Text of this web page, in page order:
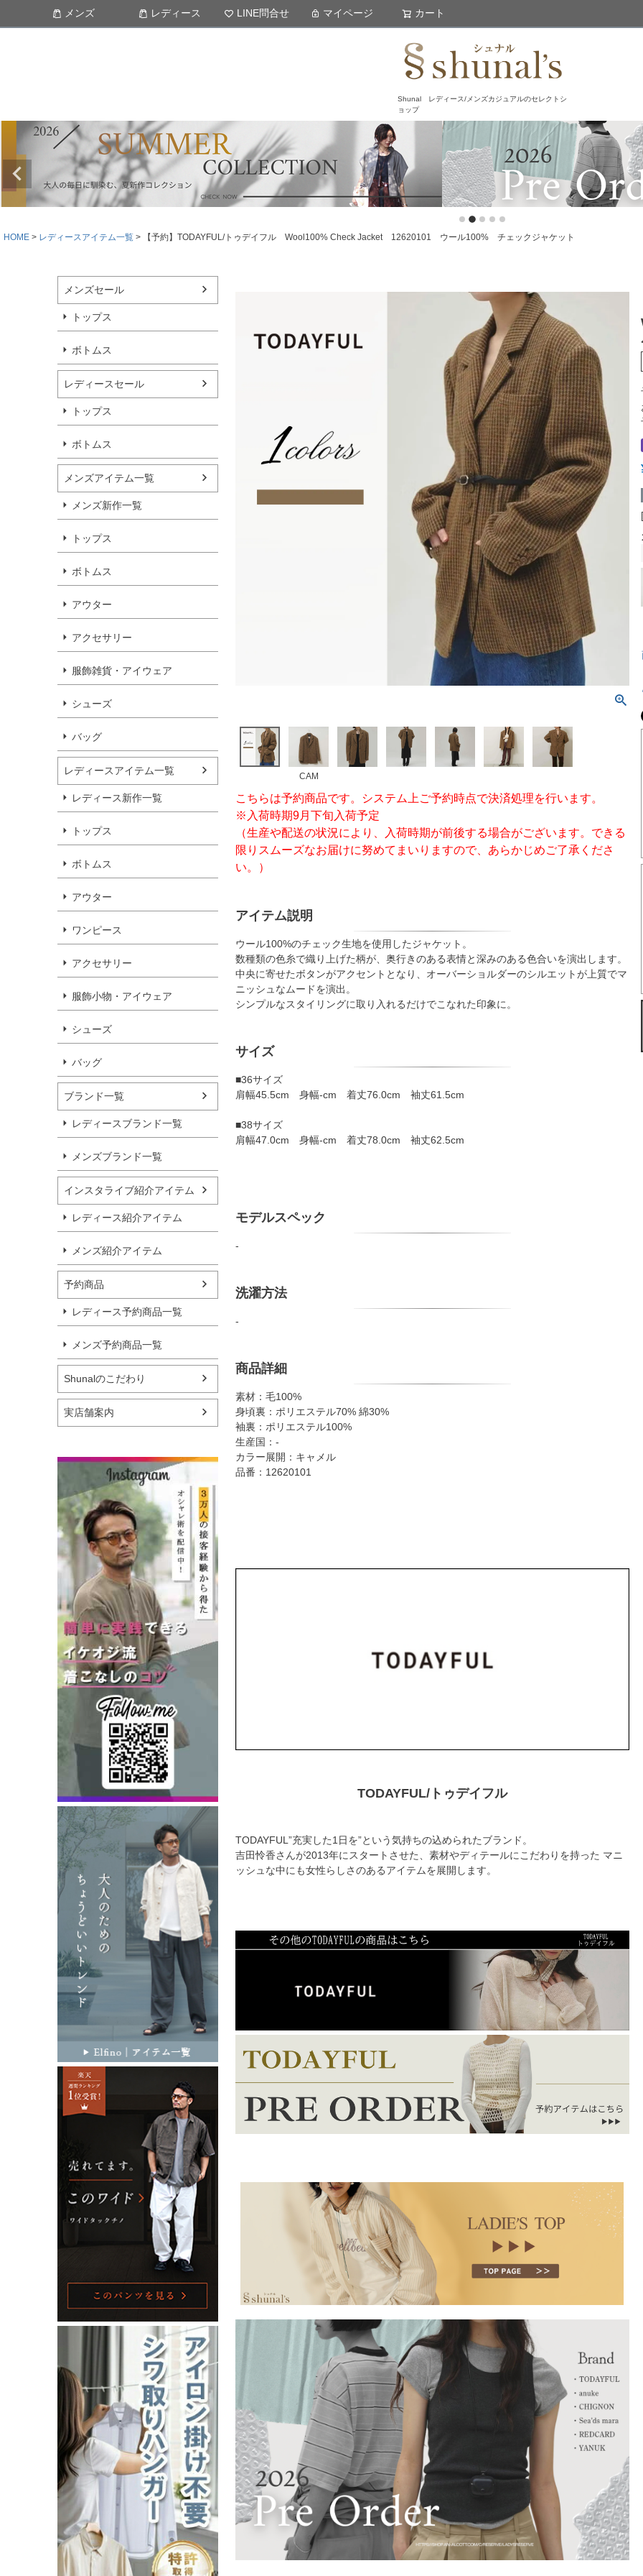
Shunal レディース/メンズカジュアルのセレクトシ
ョップ
メンズ レディース LINE問合せ マイページ カート
HOME レディースアイテム一覧 【予約】TODAYFUL/トゥデイフル Wool100% Check Jacket 12620101 ウール100% チェックジャケット
メンズセール
トップス
ボトムス
レディースセール
トップス
ボトムス
メンズアイテム一覧
メンズ新作一覧
トップス
ボトムス
アウター
アクセサリー
服飾雑貨・アイウェア
シューズ
バッグ
レディースアイテム一覧
レディース新作一覧
トップス
ボトムス
アウター
ワンピース
アクセサリー
服飾小物・アイウェア
シューズ
バッグ
ブランド一覧
レディースブランド一覧
メンズブランド一覧
インスタライブ紹介アイテム
レディース紹介アイテム
メンズ紹介アイテム
予約商品
レディース予約商品一覧
メンズ予約商品一覧
Shunalのこだわり
実店舗案内
CAM
こちらは予約商品です。システム上ご予約時点で決済処理を行います。
※入荷時期9月下旬入荷予定
（生産や配送の状況により、入荷時期が前後する場合がございます。できる
限りスムーズなお届けに努めてまいりますので、あらかじめご了承くださ
い。）
アイテム説明
ウール100%のチェック生地を使用したジャケット。
数種類の色糸で織り上げた柄が、奥行きのある表情と深みのある色合いを演出します。
中央に寄せたボタンがアクセントとなり、オーバーショルダーのシルエットが上質でマ
ニッシュなムードを演出。
シンプルなスタイリングに取り入れるだけでこなれた印象に。
サイズ
■36サイズ
肩幅45.5cm 身幅-cm 着丈76.0cm 袖丈61.5cm
■38サイズ
肩幅47.0cm 身幅-cm 着丈78.0cm 袖丈62.5cm
モデルスペック
-
洗濯方法
-
商品詳細
素材：毛100%
身頃裏：ポリエステル70% 綿30%
袖裏：ポリエステル100%
生産国：-
カラー展開：キャメル
品番：12620101
TODAYFUL/トゥデイフル
TODAYFUL”充実した1日を”という気持ちの込められたブランド。
吉田怜香さんが2013年にスタートさせた、素材やディテールにこだわりを持った マニ
ッシュな中にも女性らしさのあるアイテムを展開します。